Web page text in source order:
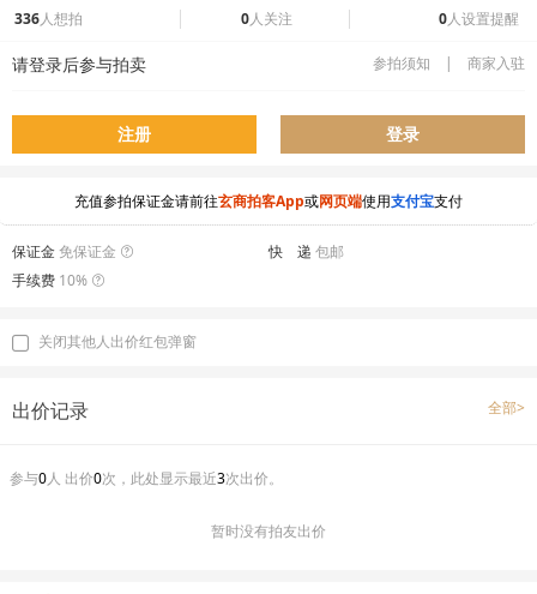
336人想拍 0人关注 0人设置提醒
请登录后参与拍卖 参拍须知 | 商家入驻
注册 登录
充值参拍保证金请前往玄商拍客App或网页端使用支付宝支付
保证金免保证金 快 递 包邮
手续费 10%
关闭其他人出价红包弹窗
出价记录 全部>
参与0人 出价0次，此处显示最近3次出价。
暂时没有拍友出价